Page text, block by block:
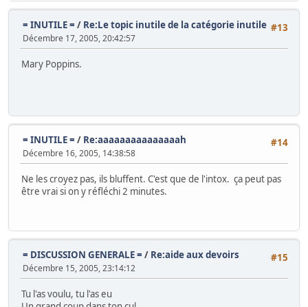
#13
= INUTILE = / Re:Le topic inutile de la catégorie inutile
Décembre 17, 2005, 20:42:57
Mary Poppins.
#14
= INUTILE = / Re:aaaaaaaaaaaaaaah
Décembre 16, 2005, 14:38:58
Ne les croyez pas, ils bluffent. C'est que de l'intox. ça peut pas
être vrai si on y réfléchi 2 minutes.
#15
= DISCUSSION GENERALE = / Re:aide aux devoirs
Décembre 15, 2005, 23:14:12
Tu l'as voulu, tu l'as eu